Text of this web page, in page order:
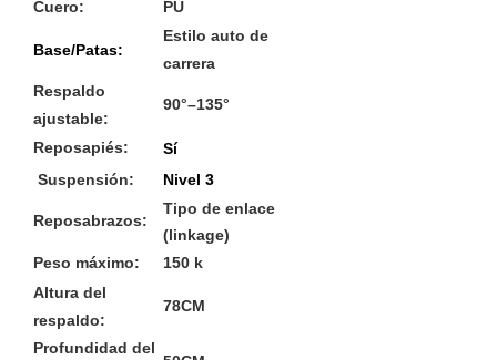
Cuero: PU
Base/Patas:
Estilo auto de
carrera
Respaldo
ajustable:
90°–135°
Reposapiés:
Sí
Suspensión:
Nivel 3
Reposabrazos:
Tipo de enlace
(linkage)
Peso máximo:
150 k
Altura del
respaldo:
78CM
Profundidad del